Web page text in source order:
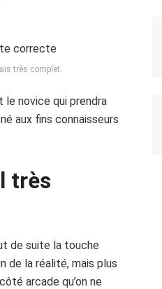
très complet.
novice qui prendra
aux fins connaisseurs
très
de suite la touche
de la réalité, mais plus
arcade qu’on ne